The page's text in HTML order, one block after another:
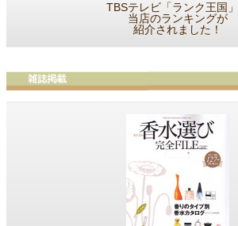
TBSテレビ「ランク王国
当店のランキングが
紹介されました！